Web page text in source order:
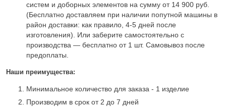
систем и доборных элементов на сумму от 14 900 руб.
(Бесплатно доставляем при наличии попутной машины в
район доставки: как правило, 4-5 дней после
изготовления). Или заберите самостоятельно с
производства — бесплатно от 1 шт. Самовывоз после
предоплаты.
Наши преимущества:
Минимальное количество для заказа - 1 изделие
Производим в срок от 2 до 7 дней